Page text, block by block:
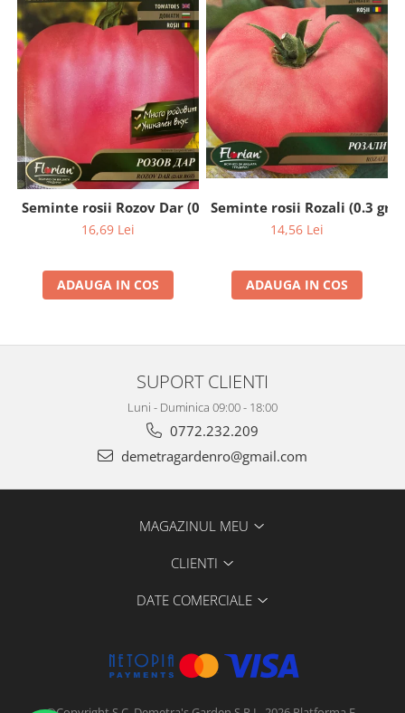
Seminte rosii Rozov Dar (0.2 gr)
16,69 Lei
ADAUGA IN COS
Seminte rosii Rozali (0.3 gr)
14,56 Lei
ADAUGA IN COS
SUPORT CLIENTI
Luni - Duminica 09:00 - 18:00
0772.232.209
demetragardenro@gmail.com
MAGAZINUL MEU
CLIENTI
DATE COMERCIALE